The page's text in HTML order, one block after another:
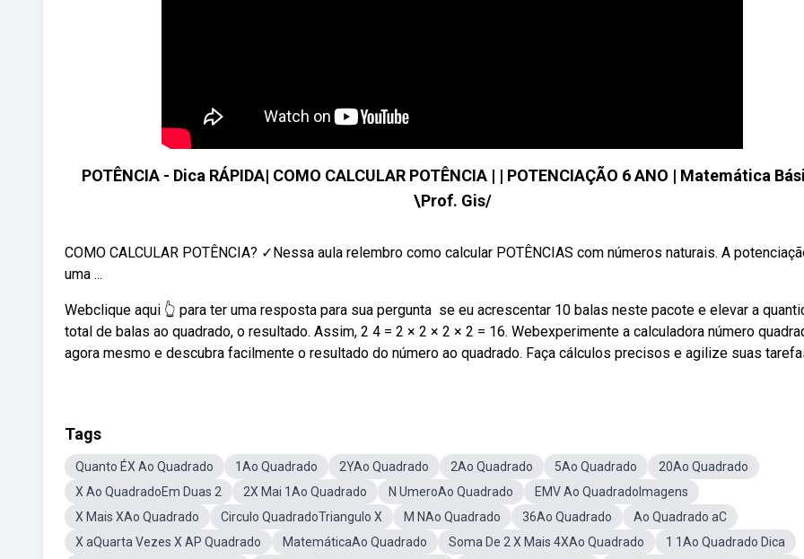
POTÊNCIA - Dica RÁPIDA| COMO CALCULAR POTÊNCIA | | POTENCIAÇÃO 6 ANO | Matemática
\Prof. Gis/
COMO CALCULAR POTÊNCIA? ✓Nessa aula relembro como calcular POTÊNCIAS com números naturais. A
uma ...
Webclique aqui 👆 para ter uma resposta para sua pergunta ️ se eu acrescentar 10 balas neste pacote e elevar a
total de balas ao quadrado, o resultado. Assim, 2 4 = 2 × 2 × 2 × 2 = 16. Webexperimente a calculadora número
agora mesmo e descubra facilmente o resultado do número ao quadrado. Faça cálculos precisos e agilize suas
Tags
Quanto ÉX Ao Quadrado 1Ao Quadrado 2YAo Quadrado 2Ao Quadrado 5Ao Quadrado
20Ao Quadrado
X Ao QuadradoEm Duas 2
2X Mai 1Ao Quadrado N UmeroAo Quadrado
EMV Ao QuadradoImagens
X Mais XAo Quadrado
Circulo QuadradoTriangulo X M NAo Quadrado 36Ao Quadrado
Ao Quadrado aC
X aQuarta Vezes X AP Quadrado
MatemáticaAo Quadrado Soma De 2 X Mais 4XAo Quadrado
1 1Ao Quadrado Dica